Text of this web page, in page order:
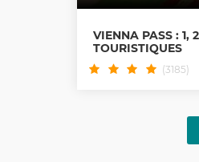
VIENNA PASS : 1,
TOURISTIQUES
(3185)